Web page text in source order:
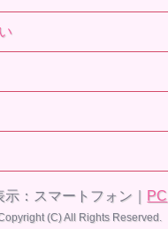
示：スマートフォン｜ PC
(C) All Rights Reserved.